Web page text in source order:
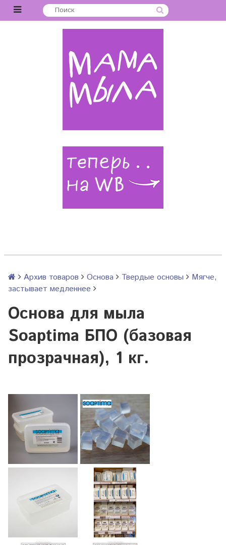
Архив товаров Основа Твердые основы
Мягче,
застывает медленнее
Основа для мыла
Soaptima БПО (базовая
прозрачная), 1 кг.